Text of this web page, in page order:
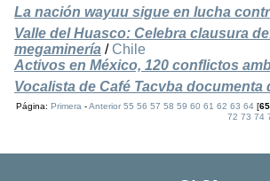
La nación wayuu sigue en lucha
Valle del Huasco: Celebra clausura
megaminería / Chile
Activos en México, 120 conflictos
Vocalista de Café Tacvba
Página:Primera -Anterior 55 56 57 58 59 60 61 62 63 64 [65
72 73 74